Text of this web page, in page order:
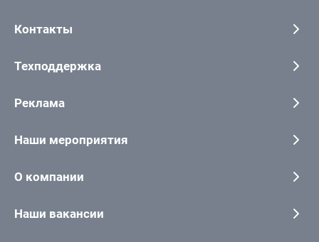
Контакты
Техподдержка
Реклама
Наши мероприятия
О компании
Наши вакансии